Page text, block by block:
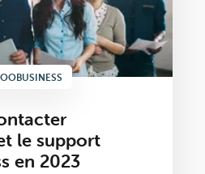
le support
en 2023